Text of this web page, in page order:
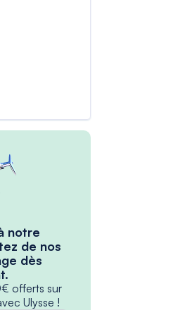
notre
de nos
dès
offerts sur
Ulysse !